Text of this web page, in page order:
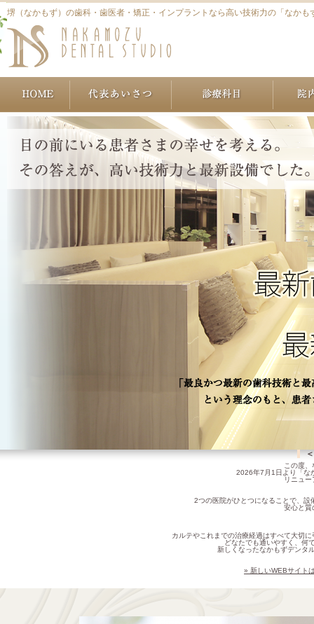
堺（なかもず）の歯科・歯医者・矯正・インプラントなら高い技術力の「なかも
この度
2026年7月1日より「な
リニュ
2つの医院がひとつになることで、
安心と質
カルテやこれまでの治療経過はすべて大切
どなたでも通いやすく、何
新しくなったなかもずデンタ
» 新しいWEBサイト